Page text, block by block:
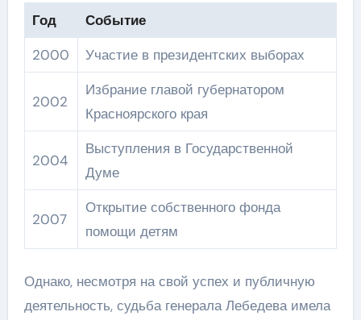
Год
Событие
2000
Участие в президентских выборах
2002
Избрание главой губернатором
Красноярского края
2004
Выступления в Государственной
Думе
2007
Открытие собственного фонда
помощи детям
Однако, несмотря на свой успех и публичную
деятельность, судьба генерала Лебедева имела